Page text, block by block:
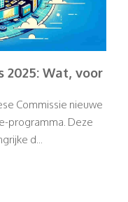
2025: Wat, voor
Commissie nieuwe
programma. Deze
d...